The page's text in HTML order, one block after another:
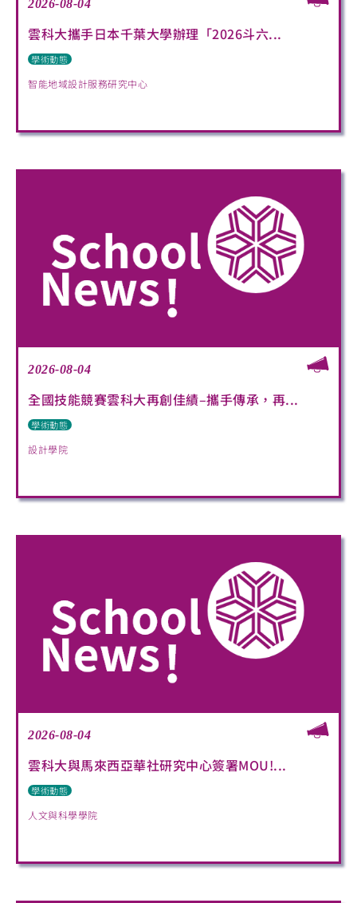
2026-08-04
雲科大攜手日本千葉大學辦理「2026斗六...
學術動態
智能地域設計服務研究中心
2026-08-04
全國技能競賽雲科大再創佳績–攜手傳承，再...
學術動態
設計學院
2026-08-04
雲科大與馬來西亞華社研究中心簽署MOU!...
學術動態
人文與科學學院